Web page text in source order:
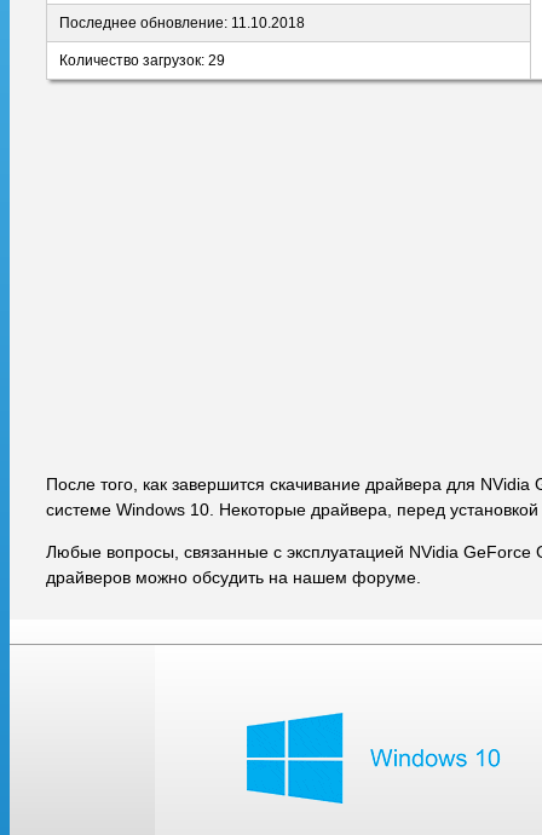
Последнее обновление: 11.10.2018
Количество загрузок: 29
После того, как завершится скачивание драйвера для
системе Windows 10. Некоторые драйвера, перед
Любые вопросы, связанные с эксплуатацией NVidia GeForce
драйверов можно обсудить на нашем форуме.